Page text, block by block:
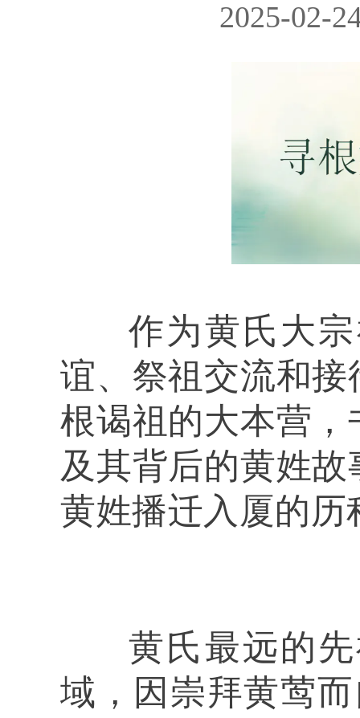
2025-02-
作为黄氏大宗
谊、祭祖交流和
根谒祖的大本营
及其背后的黄姓
黄姓播迁入厦的
黄氏最远的先
域，因崇拜黄莺